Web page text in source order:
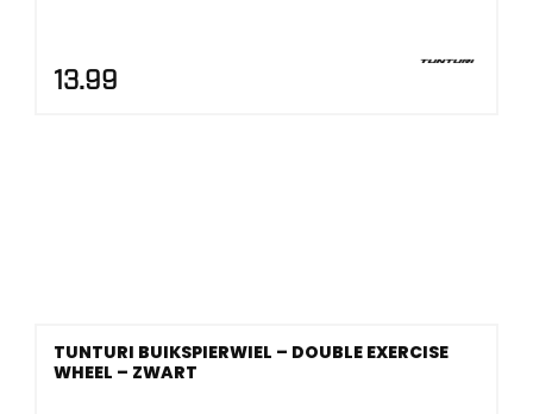
13.99
TUNTURI BUIKSPIERWIEL – DOUBLE EXERCISE
WHEEL – ZWART